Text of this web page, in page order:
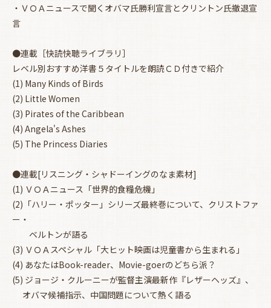
・ＶＯＡニュースで聞くオバマ氏勝利宣言とクリントン氏撤退宣
言
●連載［快読快聴ライブラリ］
レベル別おすすめ洋書５タイトルを朗読ＣＤ付きで紹介
(1) Many Kinds of Birds
(2) Little Women
(3) Pirates of the Caribbean
(4) Angela's Ashes
(5) The Princess Diaries
●連載[リスニング・シャドーイングのなま素材]
(1) ＶＯＡニュース「世界的食糧危機」
(2)「ハリー・ポッター」シリーズ最終巻について、クリストファ
ー・
ベルトンが語る
(3) ＶＯＡスペシャル「大ヒット映画は児童書から生まれる」
(4) あなたはBook-reader、Movie-goerのどちら派？
(5) ジョージ・クルーニーが監督主演最新作『レザーヘッズ』、
オバマ候補指示、中国問題について熱く語る